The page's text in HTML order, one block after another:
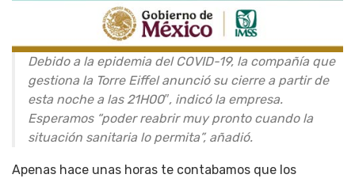
Debido a la epidemia del COVID-19, la compañía que
gestiona la Torre Eiffel anunció su cierre a partir de
esta noche a las 21H00″, indicó la empresa.
Esperamos “poder reabrir muy pronto cuando la
situación sanitaria lo permita”, añadió.
Apenas hace unas horas te contabamos que los